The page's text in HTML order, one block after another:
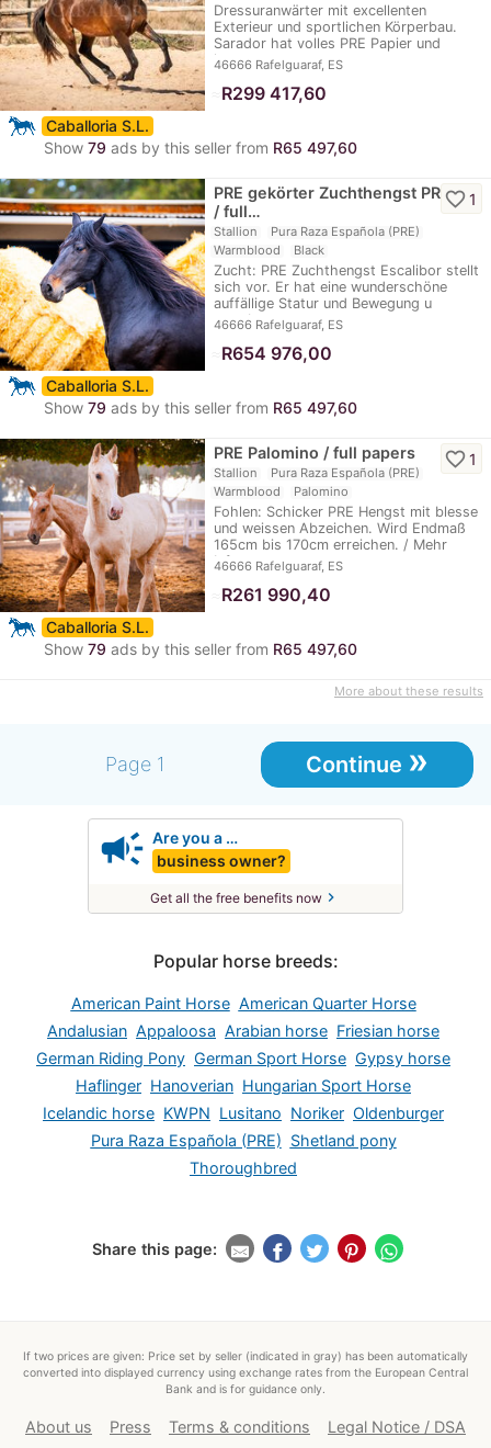
Dressuranwärter mit excellenten
Exterieur und sportlichen Körperbau.
Sarador hat volles PRE Papier und
kommt vom…
46666 Rafelguaraf, ES
R299 417,60
Caballoria S.L.
Show 79 ads by this seller from R65 497,60
PRE gekörter Zuchthengst PRL
/ full…
Stallion
Pura Raza Española (PRE)
Warmblood
Black
Zucht: PRE Zuchthengst Escalibor stellt
sich vor. Er hat eine wunderschöne
auffällige Statur und Bewegung u
vererbt…
46666 Rafelguaraf, ES
favorite_border1
R654 976,00
Caballoria S.L.
Show 79 ads by this seller from R65 497,60
PRE Palomino / full papers
Stallion
Pura Raza Española (PRE)
Warmblood
Palomino
Fohlen: Schicker PRE Hengst mit blesse
und weissen Abzeichen. Wird Endmaß
165cm bis 170cm erreichen. / Mehr
Infos…
46666 Rafelguaraf, ES
favorite_border1
R261 990,40
Caballoria S.L.
Show 79 ads by this seller from R65 497,60
More about these results
Page 1 Continue »
campaign Are you a …
business owner?
Get all the free benefits now chevron_right
Popular horse breeds:
American Paint Horse American Quarter Horse
Andalusian Appaloosa Arabian horse Friesian horse
German Riding Pony German Sport Horse Gypsy horse
Haflinger Hanoverian Hungarian Sport Horse
Icelandic horse KWPN Lusitano Noriker Oldenburger
Pura Raza Española (PRE) Shetland pony
Thoroughbred
Share this page:
If two prices are given: Price set by seller (indicated in gray) has been automatically
converted into displayed currency using exchange rates from the European Central
Bank and is for guidance only.
About us Press Terms & conditions Legal Notice / DSA